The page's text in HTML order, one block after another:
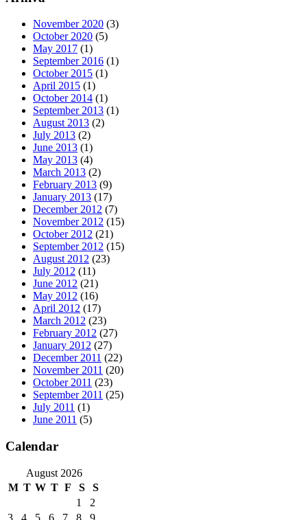
November 2020 (3)
October 2020 (5)
May 2017 (1)
September 2016 (1)
October 2015 (1)
April 2015 (1)
October 2014 (1)
September 2013 (1)
August 2013 (2)
July 2013 (2)
June 2013 (1)
May 2013 (4)
March 2013 (2)
February 2013 (9)
January 2013 (17)
December 2012 (7)
November 2012 (15)
October 2012 (21)
September 2012 (15)
August 2012 (23)
July 2012 (11)
June 2012 (21)
May 2012 (16)
April 2012 (17)
March 2012 (23)
February 2012 (27)
January 2012 (27)
December 2011 (22)
November 2011 (20)
October 2011 (23)
September 2011 (25)
July 2011 (1)
June 2011 (5)
Calendar
August 2026
M T W T F S
S
1
2
3
4 5 6 7 8 9